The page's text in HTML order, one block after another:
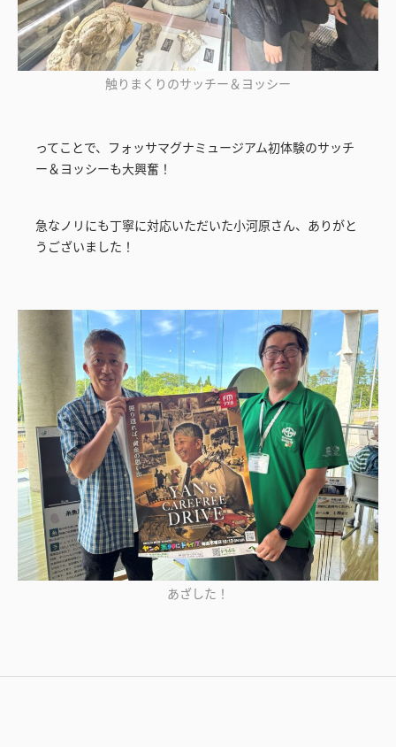
触りまくりのサッチー＆ヨッシー
ってことで、フォッサマグナミュージアム初体験のサッチ
ー＆ヨッシーも大興奮！
急なノリにも丁寧に対応いただいた小河原さん、ありがと
うございました！
あざした！